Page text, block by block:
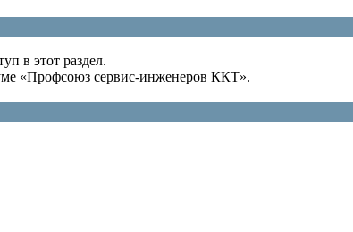
в этот раздел.
«Профсоюз сервис-инженеров ККТ».